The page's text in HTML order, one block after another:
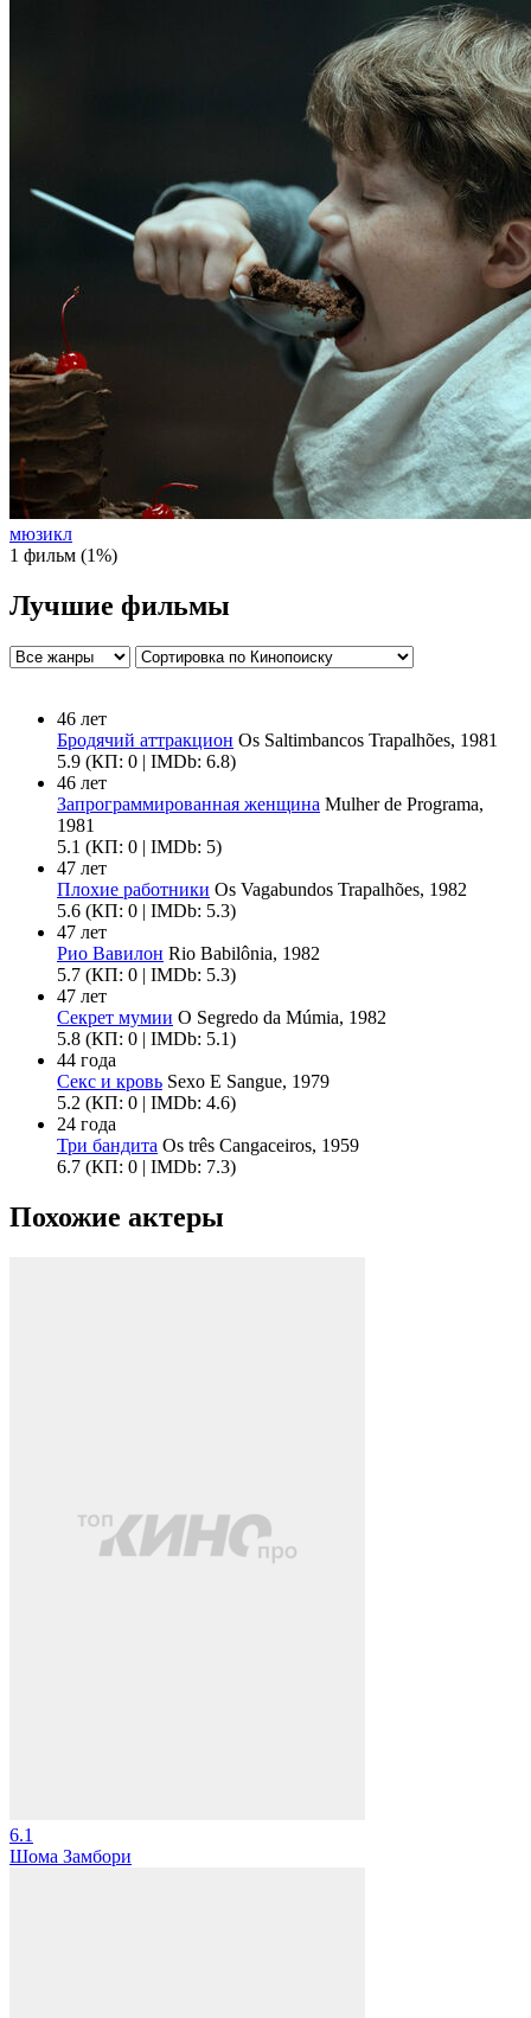
мюзикл
1 фильм (1%)
Лучшие фильмы
46 лет
Бродячий аттракцион Os Saltimbancos Trapalhões, 1981
5.9 (КП: 0 | IMDb: 6.8)
46 лет
Запрограммированная женщина Mulher de Programa,
1981
5.1 (КП: 0 | IMDb: 5)
47 лет
Плохие работники Os Vagabundos Trapalhões, 1982
5.6 (КП: 0 | IMDb: 5.3)
47 лет
Рио Вавилон Rio Babilônia, 1982
5.7 (КП: 0 | IMDb: 5.3)
47 лет
Секрет мумии O Segredo da Múmia, 1982
5.8 (КП: 0 | IMDb: 5.1)
44 года
Секс и кровь Sexo E Sangue, 1979
5.2 (КП: 0 | IMDb: 4.6)
24 года
Три бандита Os três Cangaceiros, 1959
6.7 (КП: 0 | IMDb: 7.3)
Похожие актеры
6.1
Шома Замбори